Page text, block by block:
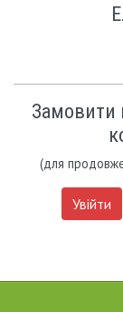
Замовити
(для
Увійти